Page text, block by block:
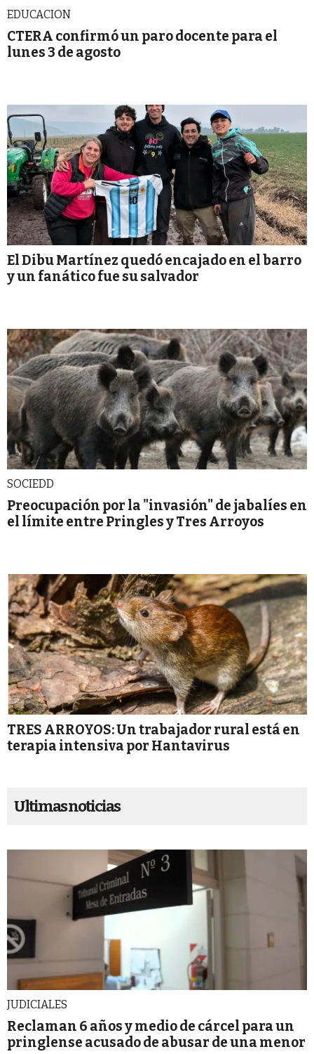
EDUCACION
CTERA confirmó un paro docente para el
lunes 3 de agosto
El Dibu Martínez quedó encajado en el barro
y un fanático fue su salvador
SOCIEDD
Preocupación por la "invasión" de jabalíes en
el límite entre Pringles y Tres Arroyos
TRES ARROYOS: Un trabajador rural está en
terapia intensiva por Hantavirus
Ultimas noticias
JUDICIALES
Reclaman 6 años y medio de cárcel para un
pringlense acusado de abusar de una menor